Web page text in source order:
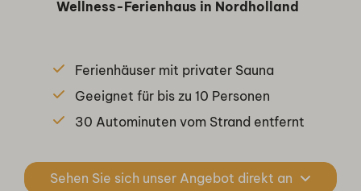
Wellness-Ferienhaus in Nordholland
Ferienhäuser mit privater Sauna
Geeignet für bis zu 10 Personen
30 Autominuten vom Strand entfernt
Sehen Sie sich unser Angebot direkt an